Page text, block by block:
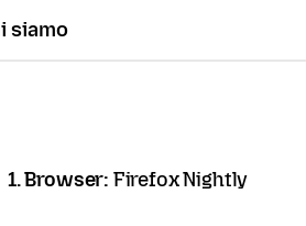
siamo
1. Browser: Firefox Nightly